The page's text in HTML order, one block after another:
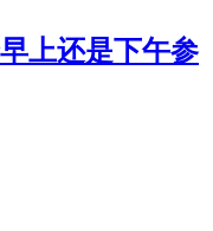
上还是下午参